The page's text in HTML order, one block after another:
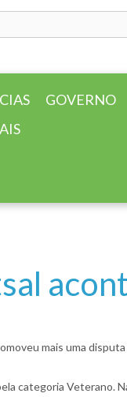
GOVERNO
mais uma
Veterano.